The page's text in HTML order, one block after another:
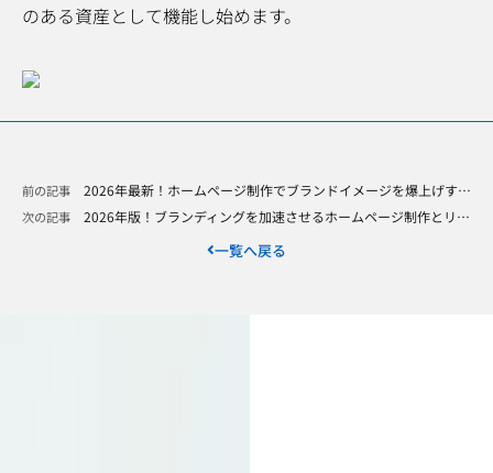
のある資産として機能し始めます。
前の記事 2026年最新！ホームページ制作でブランドイメージを爆上げするオリジナルデザインの重要性
次の記事 2026年版！ブランディングを加速させるホームページ制作とリニューアルの正解〜ユーザビリティが鍵〜
一覧へ戻る